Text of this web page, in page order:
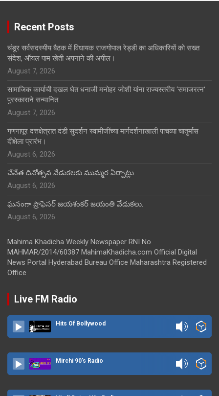
Recent Posts
चंडूर सर्वसदस्यीय बैठक में विधायक राजगोपाल रेड्डी का अधिकारियों को सख्त
संदेश, ऑयल पाम खेती अपनाने की अपील।
August 7, 2026
सामाजिक कार्याची दखल घेत धनाजी मनोहर जोशी यांना राज्यस्तरीय ‘समाजरत्न’
पुरस्काराने सन्मानित.
August 7, 2026
गणगापूर दत्तक्षेत्रात दंडी सुदर्शन स्वामीजींच्या मार्गदर्शनाखाली पाचव्या चातुर्मास
दीक्षेला प्रारंभ।
August 6, 2026
చేనేత దినోత్సవ వేడుకలకు ముమ్మర ఏర్పాట్లు.
August 6, 2026
ఘనంగా ప్రొఫెసర్ జయశంకర్ జయంతి వేడుకలు.
August 6, 2026
Mahima Khadicha Weekly Newspaper RNI No.
MAHMAR/2014/60387 MahimaKhadicha.com Official Digital
News Portal Hyderabad Bureau Office Maharashtra Registered
Office
Live FM Radio
Hits Of Bollywood
Mirchi 90's Radio